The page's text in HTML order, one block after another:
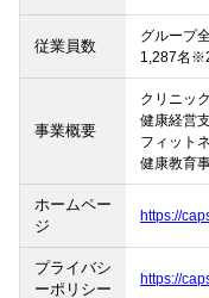
従業員数
グループ
1,287名
事業概要
クリニッ
健康経営
フィット
健康教育
ホームペー
ジ
https://
プライバシ
ーポリシー
https://